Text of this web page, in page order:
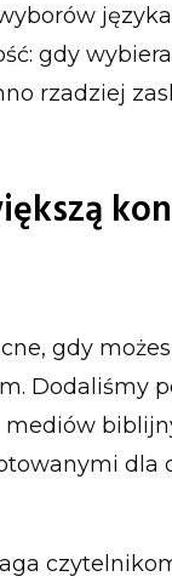
gdy
rzadziej
gdy
Dodaliśmy
dla